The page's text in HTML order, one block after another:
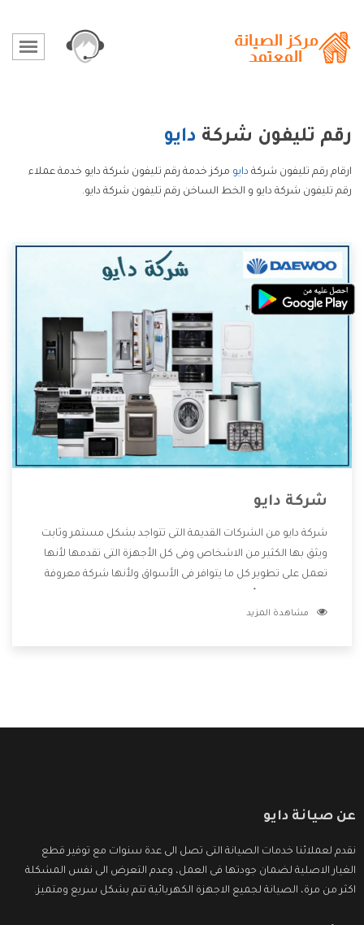
رقم تليفون شركة دايو
ارقام رقم تليفون شركة دايو مركز خدمة رقم تليفون شركة دايو خدمة عملاء
رقم تليفون شركة دايو و الخط الساخن رقم تليفون شركة دايو.
شركة دايو
شركة دايو من الشركات القديمة التى تتواجد بشكل مستمر وثابت
ويثق بها الكثير من الاشخاص وفى كل الأجهزة التى تقدمها لأنها
تعمل على تطوير كل ما يتوافر فى الأسواق ولأنها شركة معروفة
للعملاء أقوى العروض والخصومات التى تسهل على المستهلك
مشاهدة المزيد
عن صيانة دايو
نقدم لعملائنا خدمات الصيانة التى تصل الى عدة سنوات مع توفير قطع
الغيار الاصلية لضمان جودتها فى العمل، وعدم التعرض الى نفس المشكلة
اكثر من مرة، الصيانة لجميع الاجهزة الكهربائية تتم بشكل سريع ومتميز.